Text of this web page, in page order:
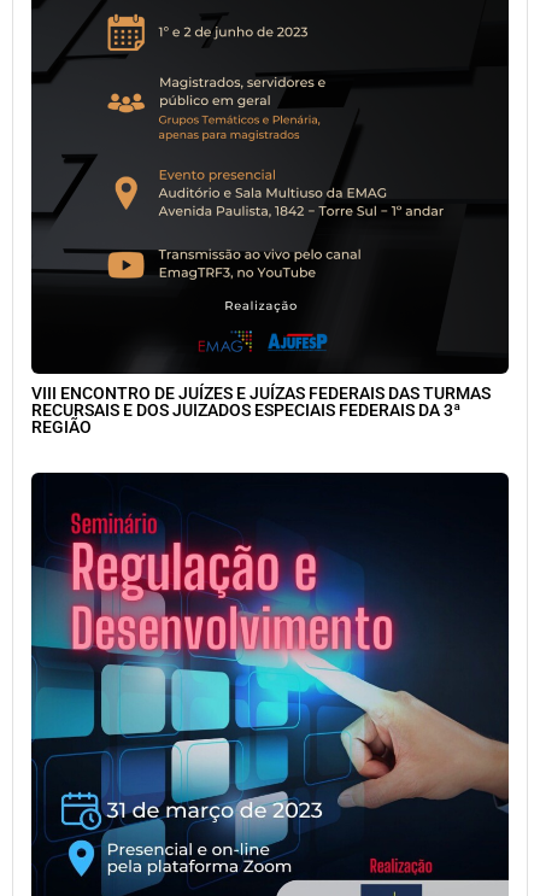
VIII ENCONTRO DE JUÍZES E JUÍZAS FEDERAIS DAS TURMAS
RECURSAIS E DOS JUIZADOS ESPECIAIS FEDERAIS DA 3ª
REGIÃO